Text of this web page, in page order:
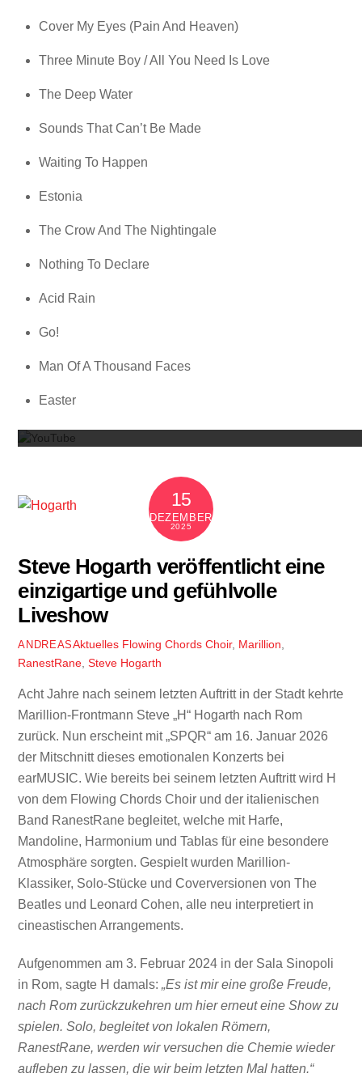
Cover My Eyes (Pain And Heaven)
Three Minute Boy / All You Need Is Love
The Deep Water
Sounds That Can’t Be Made
Waiting To Happen
Estonia
The Crow And The Nightingale
Nothing To Declare
Acid Rain
Go!
Man Of A Thousand Faces
Easter
15
DEZEMBER
2025
Steve Hogarth veröffentlicht eine
einzigartige und gefühlvolle
Liveshow
ANDREASAktuelles Flowing Chords Choir, Marillion
RanestRane ,Steve Hogarth
Acht Jahre nach seinem letzten Auftritt in der Stadt kehrte
Marillion-Frontmann Steve „H“ Hogarth nach Rom
zurück. Nun erscheint mit „SPQR“ am 16. Januar 2026
der Mitschnitt dieses emotionalen Konzerts bei
earMUSIC. Wie bereits bei seinem letzten Auftritt wird H
von dem Flowing Chords Choir und der italienischen
Band RanestRane begleitet, welche mit Harfe,
Mandoline, Harmonium und Tablas für eine besondere
Atmosphäre sorgten. Gespielt wurden Marillion-
Klassiker, Solo-Stücke und Coverversionen von The
Beatles und Leonard Cohen, alle neu interpretiert in
cineastischen Arrangements.
Aufgenommen am 3. Februar 2024 in der Sala Sinopoli
in Rom, sagte H damals:„Es ist mir eine große Freude,
nach Rom zurückzukehren um hier erneut eine Show zu
spielen. Solo, begleitet von lokalen Römern,
RanestRane, werden wir versuchen die Chemie wieder
aufleben zu lassen, die wir beim letzten Mal hatten.“